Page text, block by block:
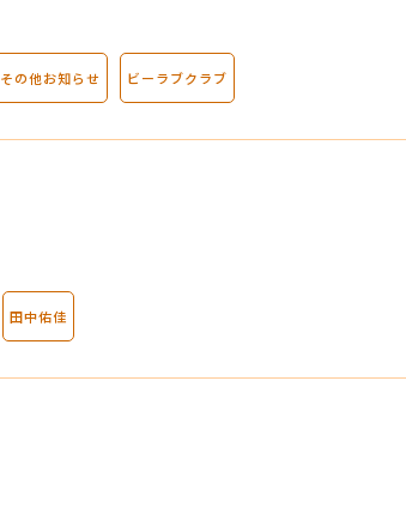
その他お知らせ ビーラブクラブ
田中佑佳